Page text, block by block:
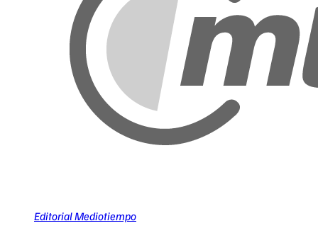
Editorial Mediotiempo